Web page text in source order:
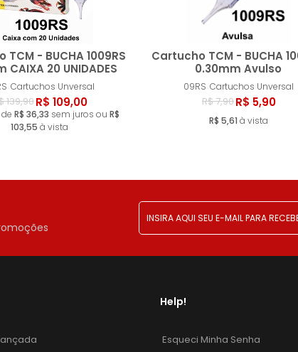
- BUCHA 1009RS
CAIXA 20 UNIDADES
Cartuchos Unversal
139,90R$ 109,00
de R$ 36,33 sem juros ou R$
103,55 à vista
Esgotado
Cartucho TCM - BUCHA
0.30mm Avulso
09RS Cartuchos Unversal
R$ 7,90R$ 5,90
R$ 5,61 à vista
Help!
Esqueci Minha Senha